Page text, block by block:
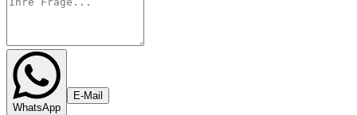
WhatsApp
E-Mail